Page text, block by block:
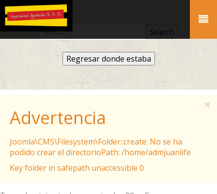
Regresar donde estaba
Advertencia
Joomla\CMS\Filesystem\Folder::create: No se ha
podido crear el directorioPath: /home/admjuanlife
Key folder in safepath unaccessible 0